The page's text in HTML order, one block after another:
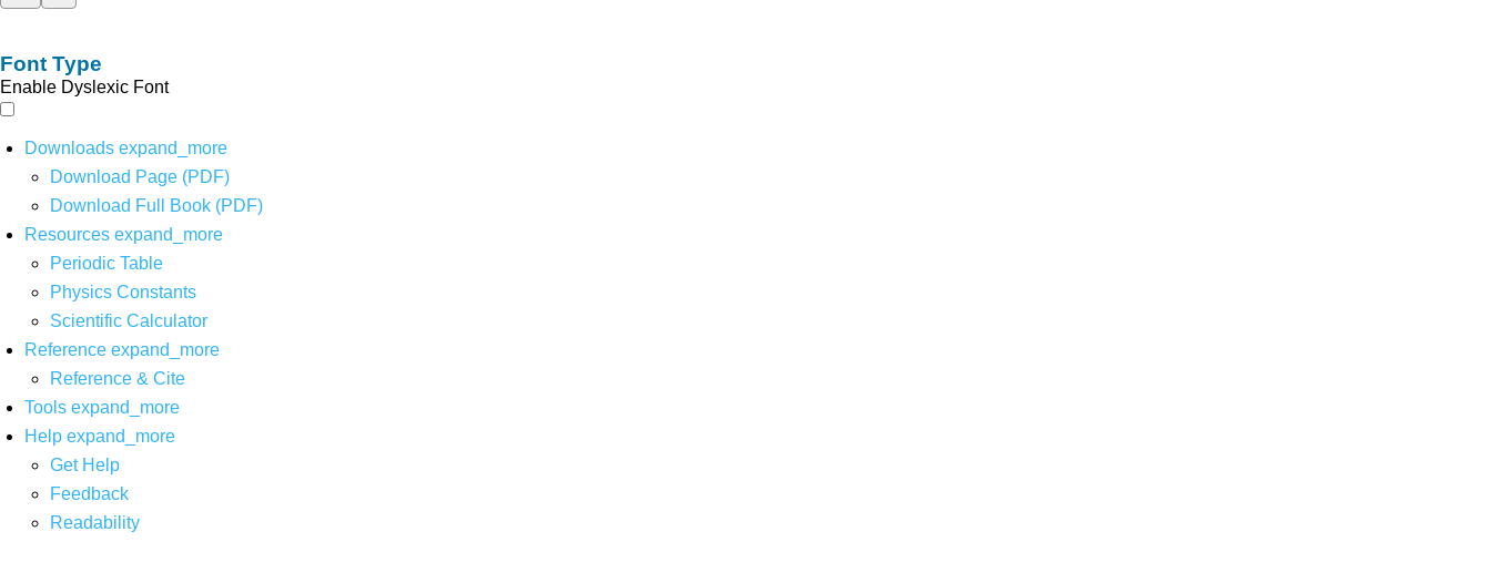
Font Type
Enable Dyslexic Font
Downloads expand_more
Download Page (PDF)
Download Full Book (PDF)
Resources expand_more
Periodic Table
Physics Constants
Scientific Calculator
Reference expand_more
Reference & Cite
Tools expand_more
Help expand_more
Get Help
Feedback
Readability